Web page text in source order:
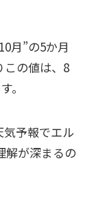
月”の5か月
この値は、8
。
予報でエル
解が深まるの